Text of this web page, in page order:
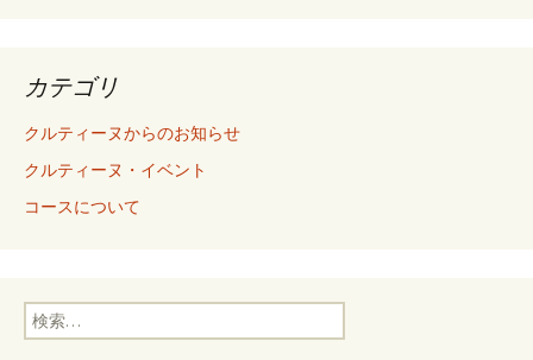
カテゴリ
クルティーヌからのお知らせ
クルティーヌ・イベント
コースについて
検
索